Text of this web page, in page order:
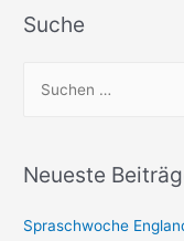
Suche
h
n
Neueste
Spraschwoche